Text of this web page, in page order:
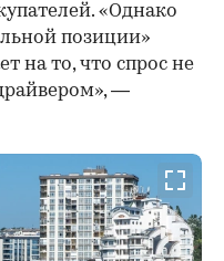
«Однако
позиции»
на то, что спрос не
—